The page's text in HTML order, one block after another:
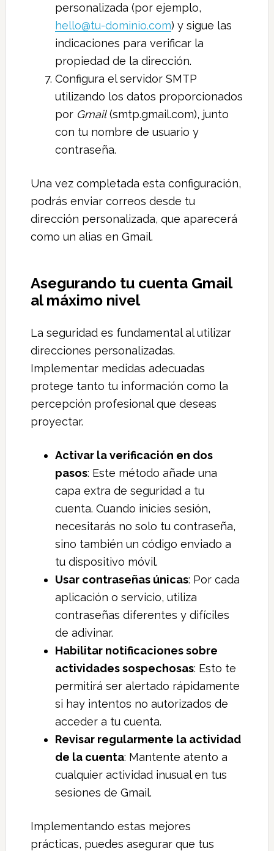
personalizada (por ejemplo,
hello@tu-dominio.com) y sigue las
indicaciones para verificar la
propiedad de la dirección.
Configura el servidor SMTP
utilizando los datos proporcionados
por Gmail(smtp.gmail.com), junto
con tu nombre de usuario y
contraseña.
Una vez completada esta configuración,
podrás enviar correos desde tu
dirección personalizada, que aparecerá
como un alias en Gmail.
Asegurando tu cuenta Gmail
al máximo nivel
La seguridad es fundamental al utilizar
direcciones personalizadas.
Implementar medidas adecuadas
protege tanto tu información como la
percepción profesional que deseas
proyectar.
Activar la verificación en dos
pasos: Este método añade una
capa extra de seguridad a tu
cuenta. Cuando inicies sesión,
necesitarás no solo tu contraseña,
sino también un código enviado a
tu dispositivo móvil.
Usar contraseñas únicas: Por cada
aplicación o servicio, utiliza
contraseñas diferentes y difíciles
de adivinar.
Habilitar notificaciones sobre
actividades sospechosas: Esto te
permitirá ser alertado rápidamente
si hay intentos no autorizados de
acceder a tu cuenta.
Revisar regularmente la actividad
de la cuenta: Mantente atento a
cualquier actividad inusual en tus
sesiones de Gmail.
Implementando estas mejores
prácticas, puedes asegurar que tus